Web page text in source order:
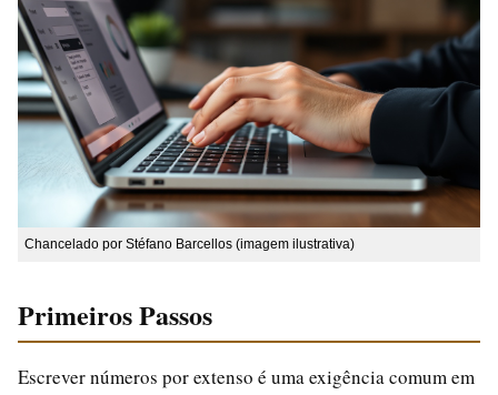
Chancelado por Stéfano Barcellos (imagem ilustrativa)
Primeiros Passos
Escrever números por extenso é uma exigência comum em